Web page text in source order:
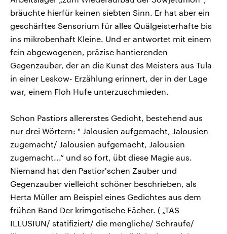
bräuchte hierfür keinen siebten Sinn. Er hat aber ein
geschärftes Sensorium für alles Quälgeisterhafte bis
ins mikrobenhaft Kleine. Und er antwortet mit einem
fein abgewogenen, präzise hantierenden
Gegenzauber, der an die Kunst des Meisters aus Tula
in einer Leskow- Erzählung erinnert, der in der Lage
war, einem Floh Hufe unterzuschmieden.
Schon Pastiors allererstes Gedicht, bestehend aus
nur drei Wörtern: " Jalousien aufgemacht, Jalousien
zugemacht/ Jalousien aufgemacht, Jalousien
zugemacht...“ und so fort, übt diese Magie aus.
Niemand hat den Pastior'schen Zauber und
Gegenzauber vielleicht schöner beschrieben, als
Herta Müller am Beispiel eines Gedichtes aus dem
frühen Band Der krimgotische Fächer. ( „TAS
ILLUSIUN/ statifiziert/ die mengliche/ Schraufe/